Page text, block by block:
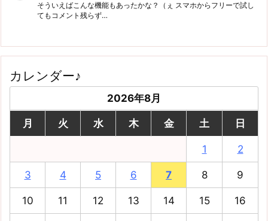
そういえばこんな機能もあったかな？（ぇ スマホからフリーで試し
てもコメント残らず…
カレンダー♪
2026年8月
月 火 水 木 金 土 日
1 2
3 4 5 6 7 8 9
10 11 12 13 14 15 16